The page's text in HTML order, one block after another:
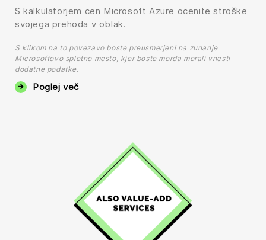
S kalkulatorjem cen Microsoft Azure ocenite stroške
svojega prehoda v oblak.
S klikom na to povezavo boste preusmerjeni na zunanje
Microsoftovo spletno mesto, kjer boste morda morali vnesti
dodatne podatke.
Poglej več